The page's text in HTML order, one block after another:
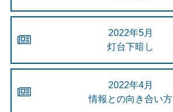
2022年5月
灯台下暗し
2022年4月
情報との向き合い方